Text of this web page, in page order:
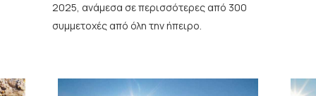
2025, ανάμεσα σε περισσότερες από 300
συμμετοχές από όλη την ήπειρο.